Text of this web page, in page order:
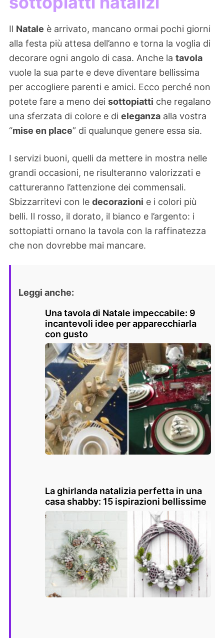
Il Natale è arrivato, mancano ormai pochi giorni
alla festa più attesa dell’anno e torna la voglia di
decorare ogni angolo di casa. Anche la tavola
vuole la sua parte e deve diventare bellissima
per accogliere parenti e amici. Ecco perché non
potete fare a meno dei sottopiatti che regalano
una sferzata di colore e di eleganza alla vostra
“mise en place” di qualunque genere essa sia.
I servizi buoni, quelli da mettere in mostra nelle
grandi occasioni, ne risulteranno valorizzati e
cattureranno l’attenzione dei commensali.
Sbizzarritevi con le decorazioni e i colori più
belli. Il rosso, il dorato, il bianco e l’argento: i
sottopiatti ornano la tavola con la raffinatezza
che non dovrebbe mai mancare.
Leggi anche:
Una tavola di Natale impeccabile: 9
incantevoli idee per apparecchiarla
con gusto
La ghirlanda natalizia perfetta in una
casa shabby: 15 ispirazioni bellissime